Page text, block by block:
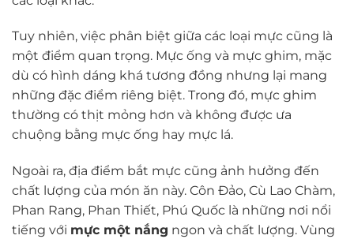
Tuy nhiên, việc phân biệt giữa các loại mực cũng là
một điểm quan trọng. Mực ống và mực ghim, mặc
dù có hình dáng khá tương đồng nhưng lại mang
những đặc điểm riêng biệt. Trong đó, mực ghim
thường có thịt mỏng hơn và không được ưa
chuộng bằng mực ống hay mực lá.
Ngoài ra, địa điểm bắt mực cũng ảnh hưởng đến
chất lượng của món ăn này. Côn Đảo, Cù Lao Chàm,
Phan Rang, Phan Thiết, Phú Quốc là những nơi nổi
tiếng với mực một nắng ngon và chất lượng. Vùng